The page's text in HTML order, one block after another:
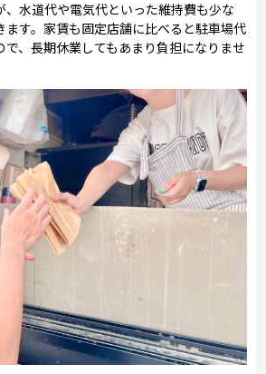
、水道代や電気代といった維持費も少な
ます。家賃も固定店舗に比べると駐車場代
、長期休業してもあまり負担になりませ